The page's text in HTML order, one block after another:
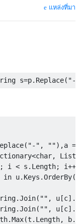
แหล่งที่มา
", ""),a =
i < s.Length;
in u.Keys.OrderBy(k